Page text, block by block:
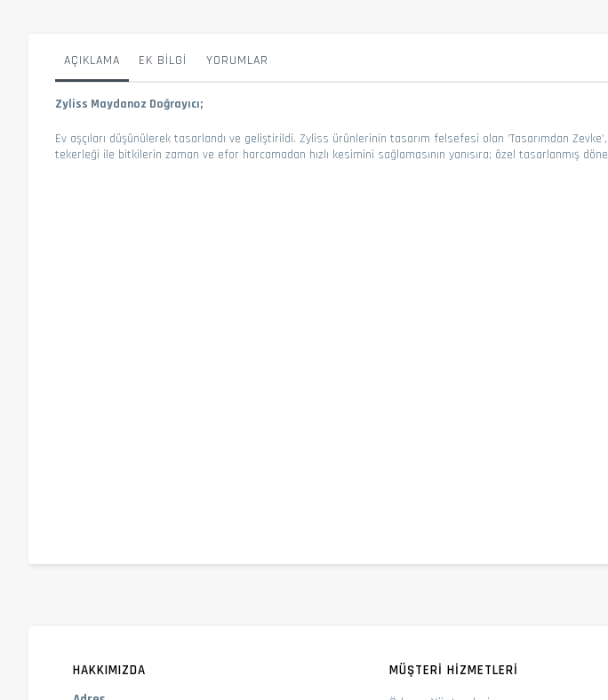
AÇIKLAMA EK BILGI YORUMLAR
Zyliss Maydanoz Doğrayıcı;
Ev aşçıları düşünülerek tasarlandı ve geliştirildi. Zyliss ürünlerinin tasarım felsefesi olan ’Tasarımdan Zevke’,
tekerleği ile bitkilerin zaman ve efor harcamadan hızlı kesimini sağlamasının yanısıra; özel tasarlanmış
HAKKIMIZDA
MÜŞTERI HIZMETLERI